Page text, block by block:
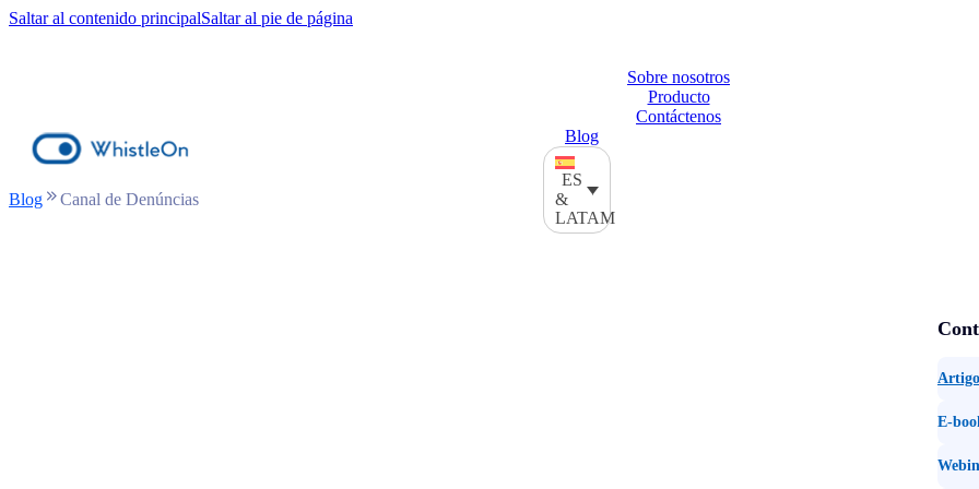
Saltar al contenido principalSaltar al pie de página
Sobre nosotros
Producto
Contáctenos
Blog
ES
&
LATAM
Blog Canal de Denúncias
E-